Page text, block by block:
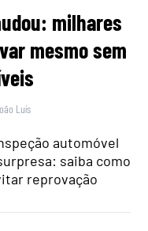
milhares
mesmo sem
Luís
automóvel
saiba como
reprovação